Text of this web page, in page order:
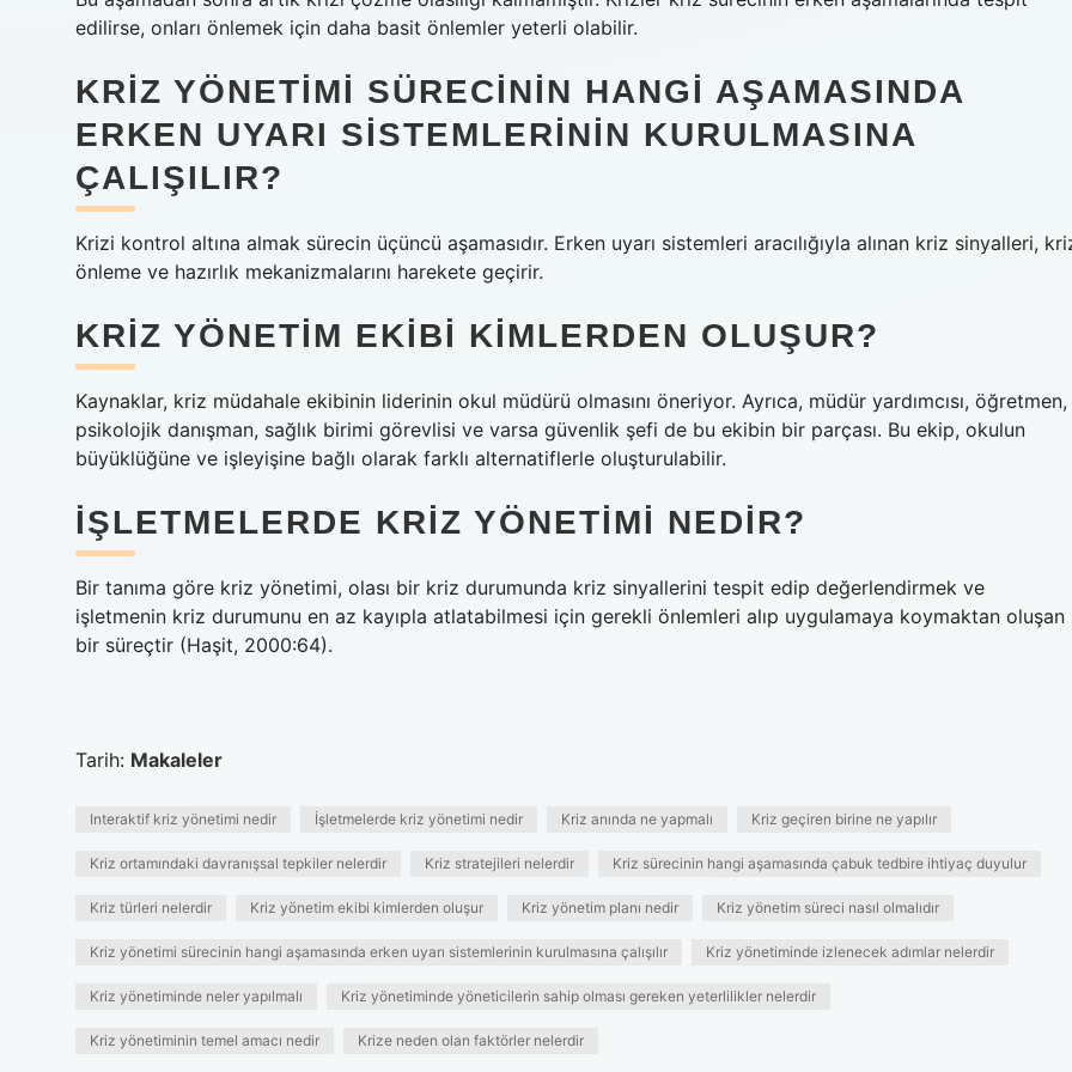
edilirse, onları önlemek için daha basit önlemler yeterli olabilir.
KRIZ YÖNETIMI SÜRECININ HANGI AŞAMASINDA
ERKEN UYARI SISTEMLERININ KURULMASINA
ÇALIŞILIR?
Krizi kontrol altına almak sürecin üçüncü aşamasıdır. Erken uyarı sistemleri aracılığıyla alınan kriz sinyalleri,
önleme ve hazırlık mekanizmalarını harekete geçirir.
KRIZ YÖNETIM EKIBI KIMLERDEN OLUŞUR?
Kaynaklar, kriz müdahale ekibinin liderinin okul müdürü olmasını öneriyor. Ayrıca, müdür yardımcısı, öğretmen,
psikolojik danışman, sağlık birimi görevlisi ve varsa güvenlik şefi de bu ekibin bir parçası. Bu ekip, okulun
büyüklüğüne ve işleyişine bağlı olarak farklı alternatiflerle oluşturulabilir.
İŞLETMELERDE KRIZ YÖNETIMI NEDIR?
Bir tanıma göre kriz yönetimi, olası bir kriz durumunda kriz sinyallerini tespit edip değerlendirmek ve
işletmenin kriz durumunu en az kayıpla atlatabilmesi için gerekli önlemleri alıp uygulamaya koymaktan oluşan
bir süreçtir (Haşit, 2000:64).
Tarih: Makaleler
Interaktif kriz yönetimi nedir İşletmelerde kriz yönetimi nedir Kriz anında ne yapmalı Kriz geçiren birine ne yapılır
Kriz ortamındaki davranışsal tepkiler nelerdir Kriz stratejileri nelerdir Kriz sürecinin hangi aşamasında çabuk tedbire ihtiyaç duyulur
Kriz türleri nelerdir Kriz yönetim ekibi kimlerden oluşur Kriz yönetim planı nedir Kriz yönetim süreci nasıl olmalıdır
Kriz yönetimi sürecinin hangi aşamasında erken uyarı sistemlerinin kurulmasına çalışılır Kriz yönetiminde izlenecek adımlar nelerdir
Kriz yönetiminde neler yapılmalı Kriz yönetiminde yöneticilerin sahip olması gereken yeterlilikler nelerdir
Kriz yönetiminin temel amacı nedir Krize neden olan faktörler nelerdir